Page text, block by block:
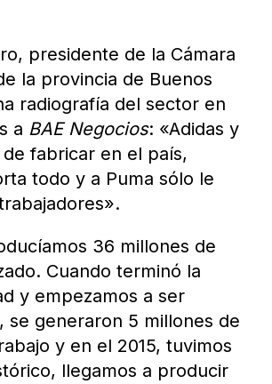
presidente de la Cámara
la provincia de Buenos
radiografía del sector en
a BAE Negocios: «Adidas y
fabricar en el país,
todo y a Puma sólo le
36 millones de
Cuando terminó la
y empezamos a ser
se generaron 5 millones de
y en el 2015, tuvimos
llegamos a producir